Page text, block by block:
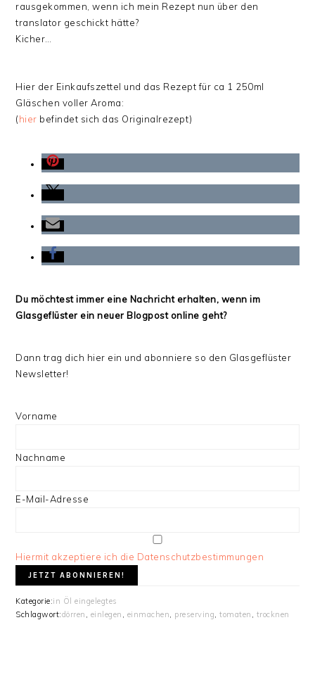
rausgekommen, wenn ich mein Rezept nun über den
translator geschickt hätte?
Kicher…
Hier der Einkaufszettel und das Rezept für ca 1 250ml
Gläschen voller Aroma:
(hier befindet sich das Originalrezept)
Du möchtest immer eine Nachricht erhalten, wenn im
Glasgeflüster ein neuer Blogpost online geht?
Dann trag dich hier ein und abonniere so den Glasgeflüster
Newsletter!
Vorname
Nachname
E-Mail-Adresse
Hiermit akzeptiere ich die Datenschutzbestimmungen
Kategorie:in Öl eingelegtes
Schlagwort:dörren , einlegen , einmachen, preserving,tomaten , trocknen